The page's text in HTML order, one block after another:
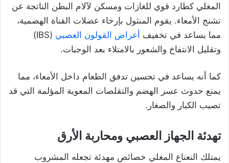
المغلي كطارد قوي للغازات ومسكن لآلام البطن الناتجة عن
تشنج الأمعاء. يقوم المنثول بإرخاء عضلات القناة الهضمية،
مما يساعد في تخفيف أعراض القولون العصبي
(IBS)
وتقليل الانتفاخ والشعور بالامتلاء بعد الوجبات.
كما أنه يساعد في تحسين تدفق الطعام داخل الأمعاء، مما
يمنع حدوث عسر الهضم والتقلصات المعوية المؤلمة التي قد
تصيب الكبار والصغار.
تهدئة الجهاز العصبي ومحاربة الأرق
يمتلك النعناع المغلي خصائص مهدئة تجعله المشروب